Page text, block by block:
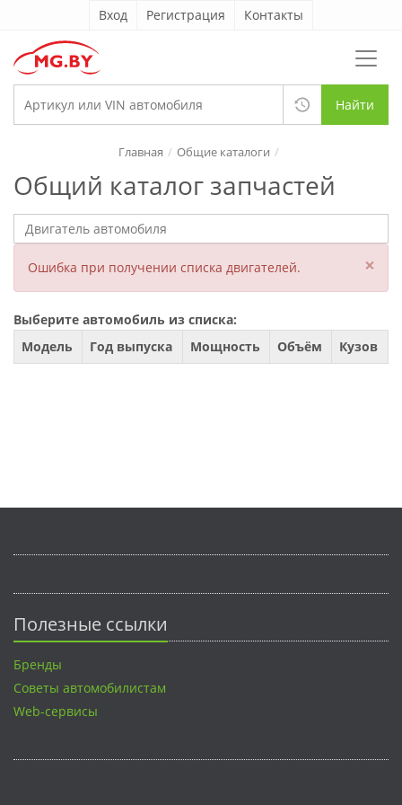
Вход Регистрация Контакты
Найти
Общий каталог запчастей
Главная Общие каталоги
Ошибка при получении списка двигателей. ×
Выберите автомобиль из списка:
Модель
Год выпуска Мощность Объём Кузов
Полезные ссылки
Бренды
Советы автомобилистам
Web-сервисы